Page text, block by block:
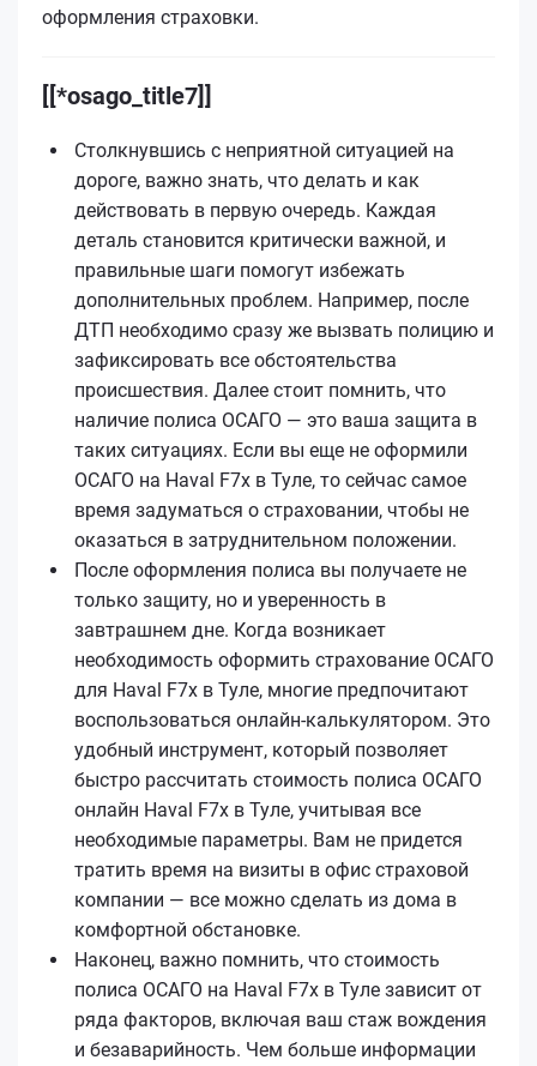
оформления страховки.
[[*osago_title7]]
Столкнувшись с неприятной ситуацией на
дороге, важно знать, что делать и как
действовать в первую очередь. Каждая
деталь становится критически важной, и
правильные шаги помогут избежать
дополнительных проблем. Например, после
ДТП необходимо сразу же вызвать полицию и
зафиксировать все обстоятельства
происшествия. Далее стоит помнить, что
наличие полиса ОСАГО — это ваша защита в
таких ситуациях. Если вы еще не оформили
ОСАГО на Haval F7x в Туле, то сейчас самое
время задуматься о страховании, чтобы не
оказаться в затруднительном положении.
После оформления полиса вы получаете не
только защиту, но и уверенность в
завтрашнем дне. Когда возникает
необходимость оформить страхование ОСАГО
для Haval F7x в Туле, многие предпочитают
воспользоваться онлайн-калькулятором. Это
удобный инструмент, который позволяет
быстро рассчитать стоимость полиса ОСАГО
онлайн Haval F7x в Туле, учитывая все
необходимые параметры. Вам не придется
тратить время на визиты в офис страховой
компании — все можно сделать из дома в
комфортной обстановке.
Наконец, важно помнить, что стоимость
полиса ОСАГО на Haval F7x в Туле зависит от
ряда факторов, включая ваш стаж вождения
и безаварийность. Чем больше информации